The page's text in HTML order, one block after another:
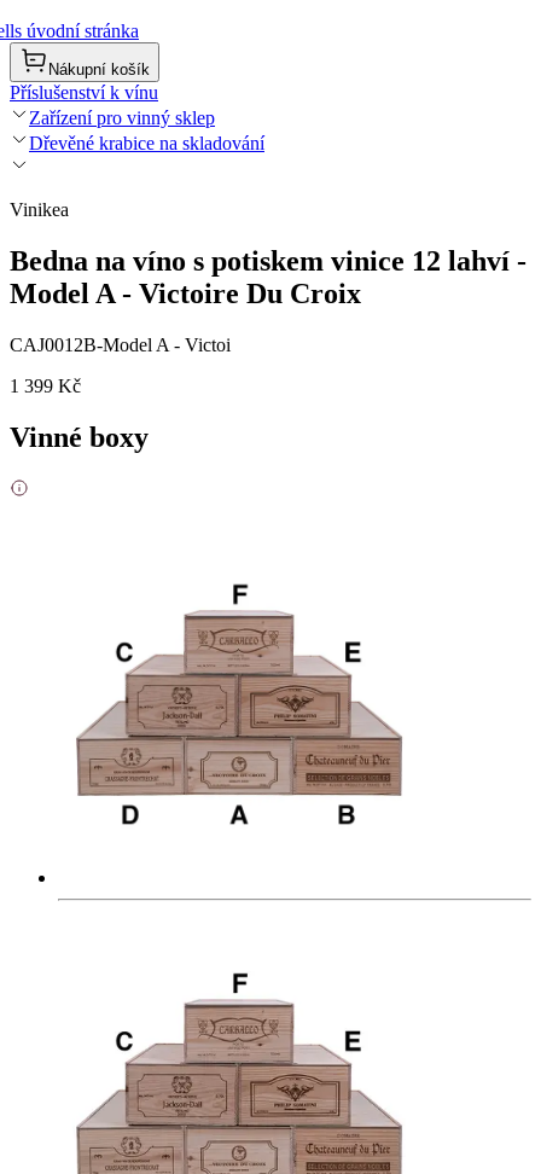
úvodní stránka
Nákupní košík
Příslušenství k vínu
Zařízení pro vinný sklep
Dřevěné krabice na skladování
Vinikea
Bedna na víno s potiskem vinice 12 lahví -
Model A - Victoire Du Croix
CAJ0012B-Model A - Victoi
1 399 Kč
Vinné boxy